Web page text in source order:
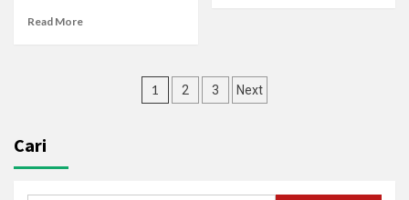
Read More
1 2 3 Next
Cari